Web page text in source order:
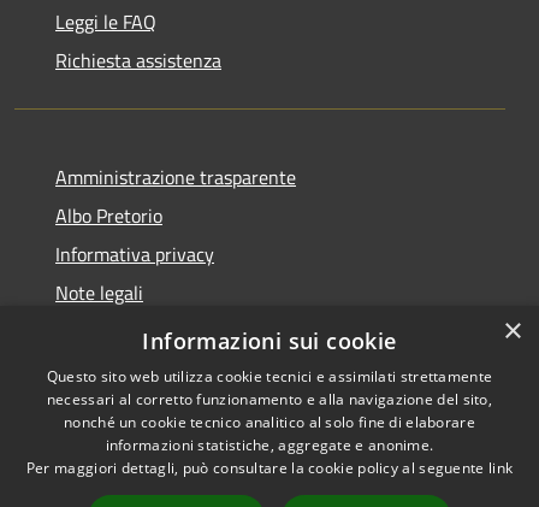
Leggi le FAQ
Richiesta assistenza
Amministrazione trasparente
Albo Pretorio
Informativa privacy
Note legali
Dichiarazione di accessibilità
Accessibilità
Copyright © 2026 • Comune di
Loano • Powered by
×
Informazioni sui cookie
Questo sito web utilizza cookie tecnici e assimilati strettamente
necessari al corretto funzionamento e alla navigazione del sito,
nonché un cookie tecnico analitico al solo fine di elaborare
informazioni statistiche, aggregate e anonime.
Per maggiori dettagli, può consultare la cookie policy al seguente link